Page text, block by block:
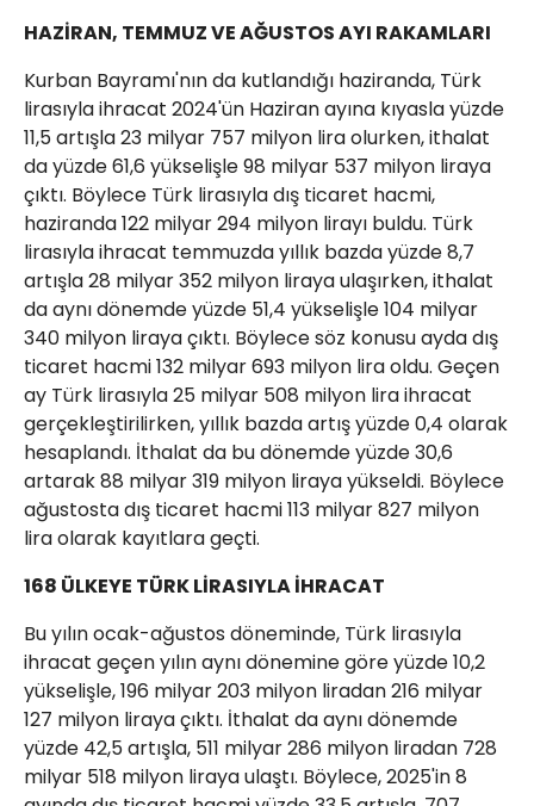
HAZİRAN, TEMMUZ VE AĞUSTOS AYI RAKAMLARI
Kurban Bayramı'nın da kutlandığı haziranda, Türk
lirasıyla ihracat 2024'ün Haziran ayına kıyasla yüzde
11,5 artışla 23 milyar 757 milyon lira olurken, ithalat
da yüzde 61,6 yükselişle 98 milyar 537 milyon liraya
çıktı. Böylece Türk lirasıyla dış ticaret hacmi,
haziranda 122 milyar 294 milyon lirayı buldu. Türk
lirasıyla ihracat temmuzda yıllık bazda yüzde 8,7
artışla 28 milyar 352 milyon liraya ulaşırken, ithalat
da aynı dönemde yüzde 51,4 yükselişle 104 milyar
340 milyon liraya çıktı. Böylece söz konusu ayda dış
ticaret hacmi 132 milyar 693 milyon lira oldu. Geçen
ay Türk lirasıyla 25 milyar 508 milyon lira ihracat
gerçekleştirilirken, yıllık bazda artış yüzde 0,4 olarak
hesaplandı. İthalat da bu dönemde yüzde 30,6
artarak 88 milyar 319 milyon liraya yükseldi. Böylece
ağustosta dış ticaret hacmi 113 milyar 827 milyon
lira olarak kayıtlara geçti.
168 ÜLKEYE TÜRK LİRASIYLA İHRACAT
Bu yılın ocak-ağustos döneminde, Türk lirasıyla
ihracat geçen yılın aynı dönemine göre yüzde 10,2
yükselişle, 196 milyar 203 milyon liradan 216 milyar
127 milyon liraya çıktı. İthalat da aynı dönemde
yüzde 42,5 artışla, 511 milyar 286 milyon liradan 728
milyar 518 milyon liraya ulaştı. Böylece, 2025'in 8